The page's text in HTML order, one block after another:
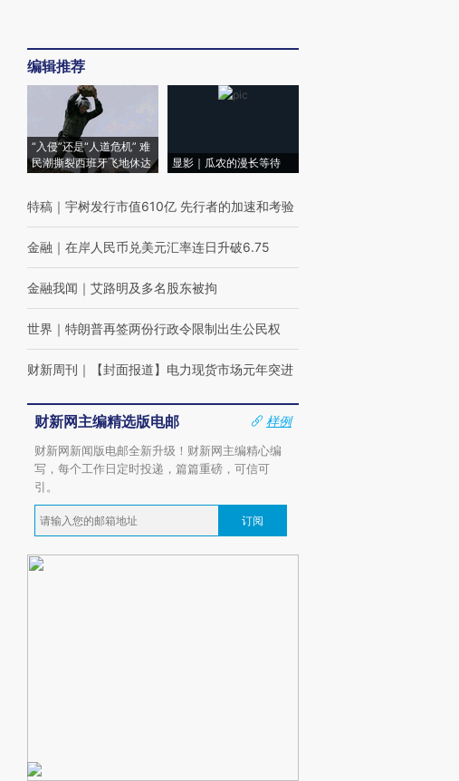
编辑推荐
“入侵”还是“人道危机” 难
民潮撕裂西班牙飞地休达
显影｜瓜农的漫长等待
特稿 ｜ 宇树发行市值610亿 先行者的加速和考验
金融 ｜ 在岸人民币兑美元汇率连日升破6.75
金融我闻 ｜ 艾路明及多名股东被拘
世界 ｜ 特朗普再签两份行政令限制出生公民权
财新周刊 ｜ 【封面报道】电力现货市场元年突进
财新网主编精选版电邮
样例
财新网新闻版电邮全新升级！财新网主编精心编
写，每个工作日定时投递，篇篇重磅，可信可
引。
订阅